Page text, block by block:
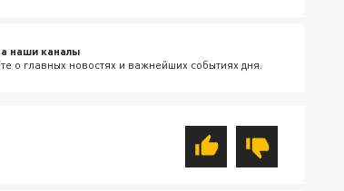
наши каналы
о главных новостях и важнейших событиях дня.